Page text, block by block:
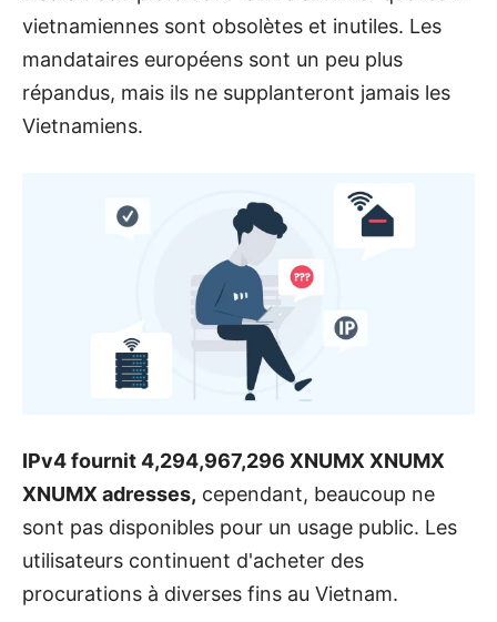
vietnamiennes sont obsolètes et inutiles. Les
mandataires européens sont un peu plus
répandus, mais ils ne supplanteront jamais les
Vietnamiens.
IPv4 fournit 4,294,967,296 XNUMX XNUMX
XNUMX adresses, cependant, beaucoup ne
sont pas disponibles pour un usage public. Les
utilisateurs continuent d'acheter des
procurations à diverses fins au Vietnam.